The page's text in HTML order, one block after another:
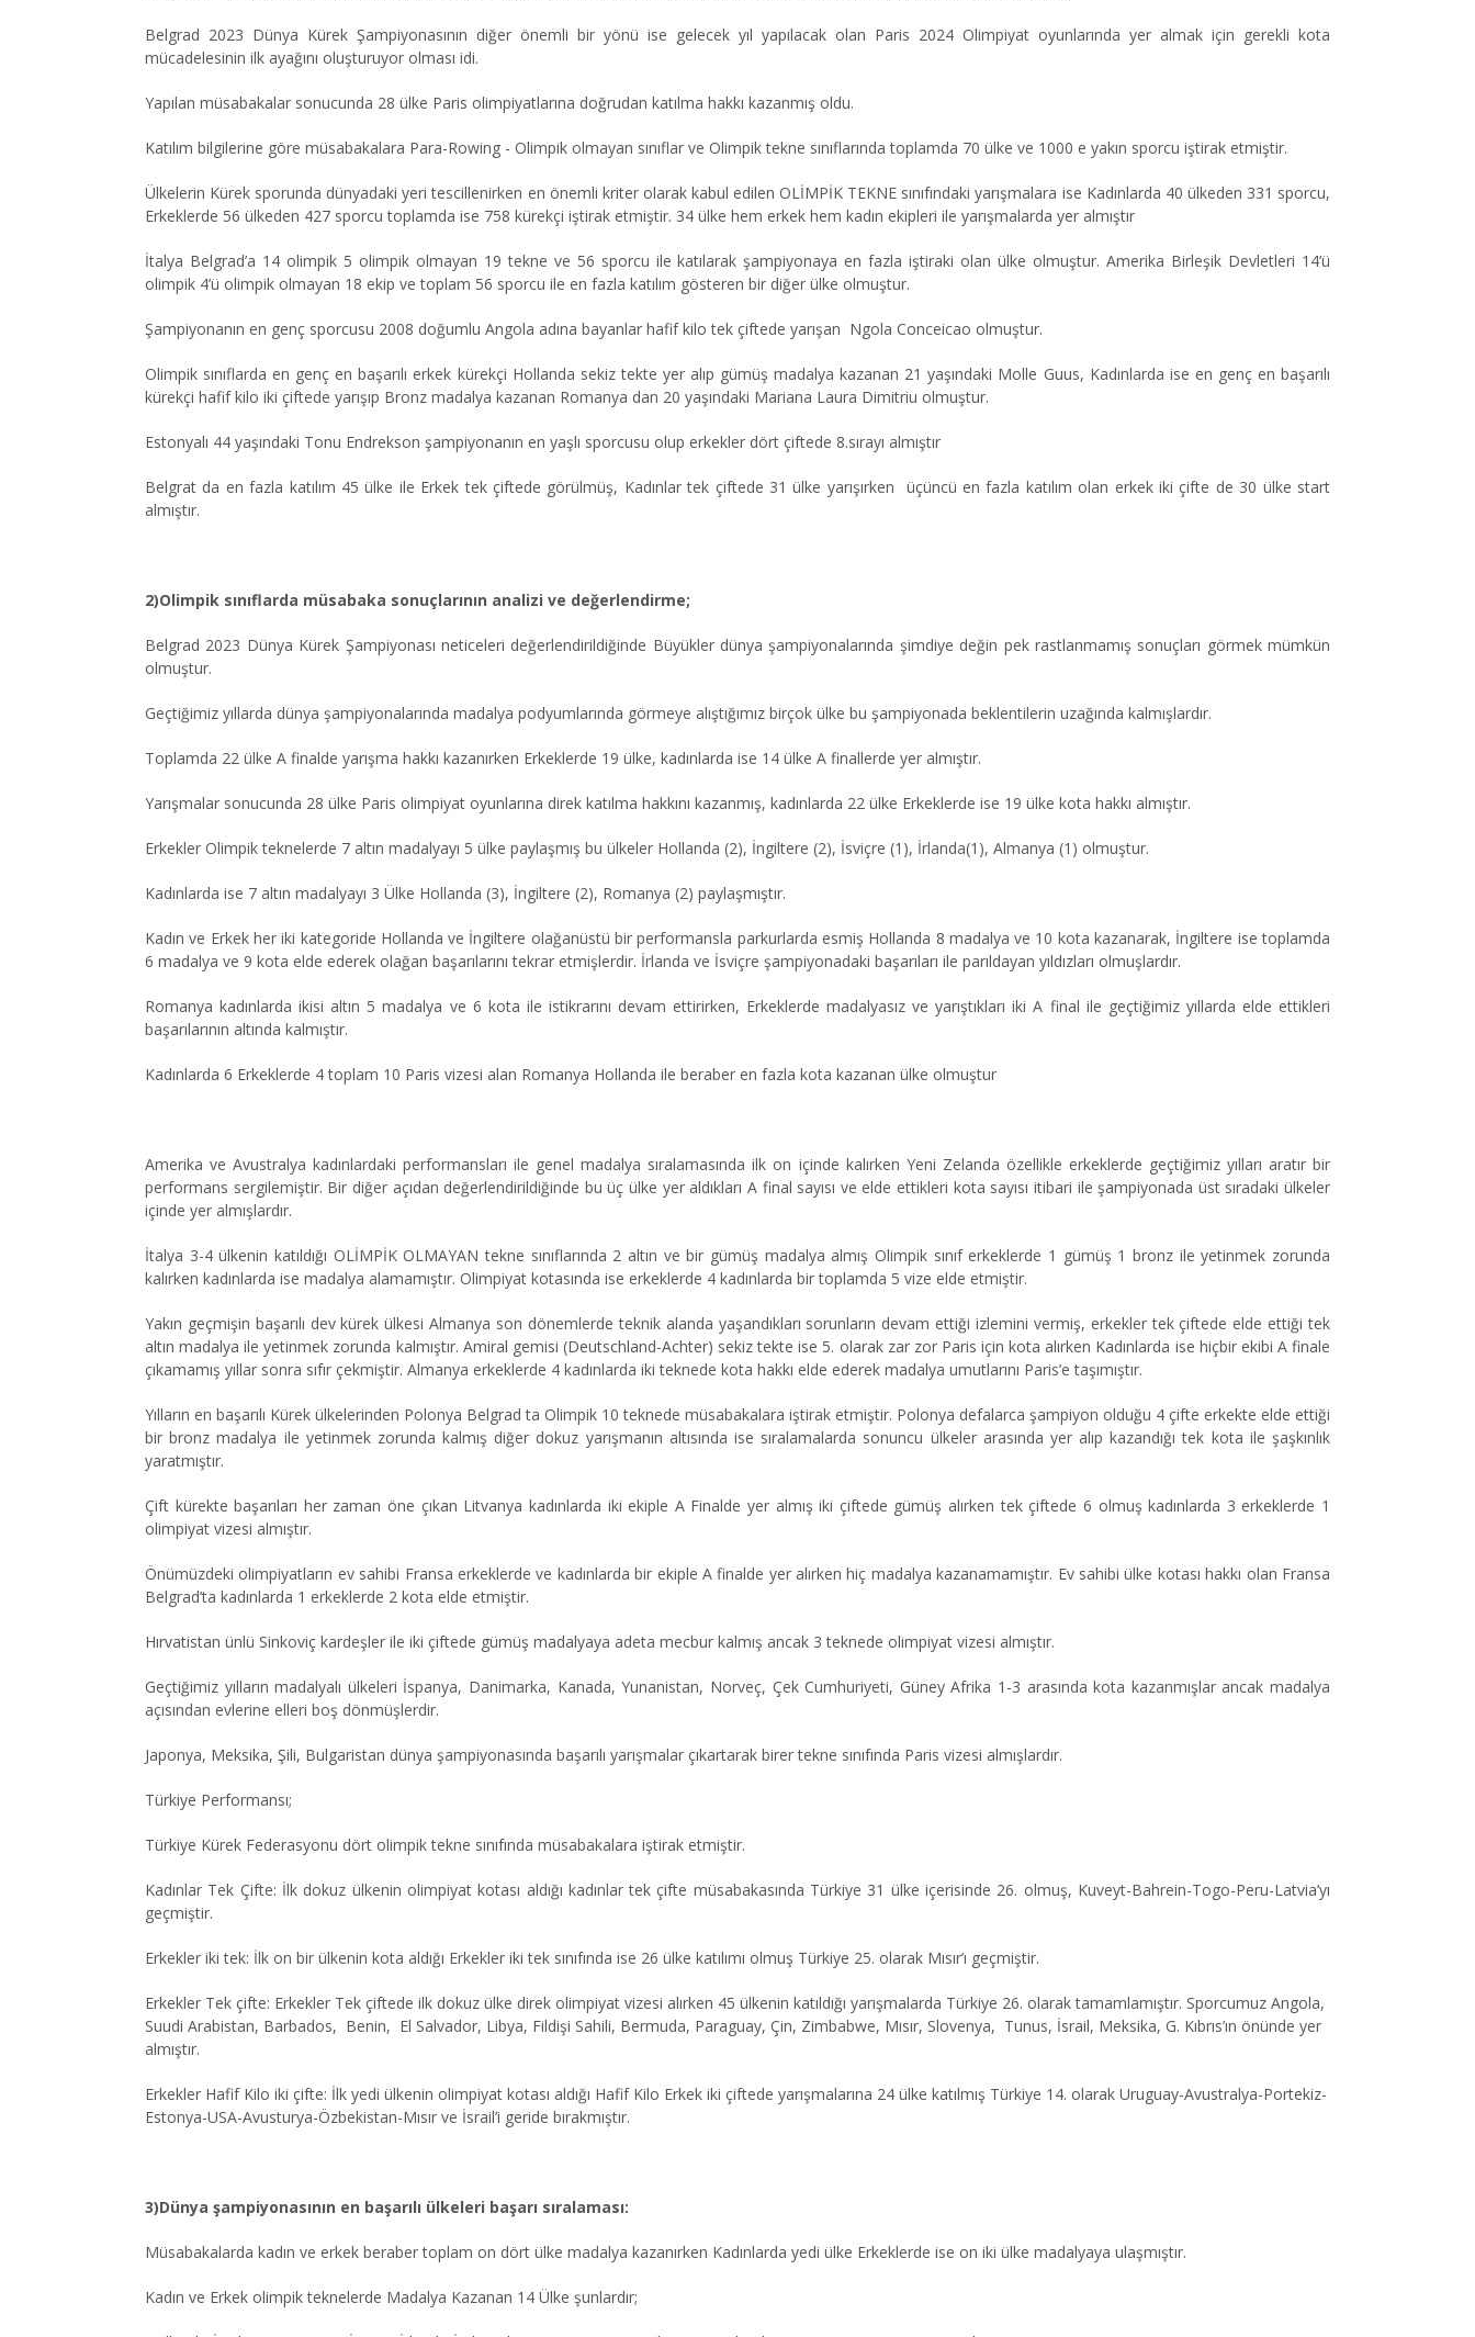
Belgrad 2023 Dünya Kürek Şampiyonasının diğer önemli bir yönü ise gelecek yıl yapılacak olan Paris 2024 Olimpiyat oyunlarında yer almak için gerekli kota
mücadelesinin ilk ayağını oluşturuyor olması idi.
Yapılan müsabakalar sonucunda 28 ülke Paris olimpiyatlarına doğrudan katılma hakkı kazanmış oldu.
Katılım bilgilerine göre müsabakalara Para-Rowing - Olimpik olmayan sınıflar ve Olimpik tekne sınıflarında toplamda 70 ülke ve 1000 e yakın sporcu iştirak etmiştir.
Ülkelerin Kürek sporunda dünyadaki yeri tescillenirken en önemli kriter olarak kabul edilen OLİMPİK TEKNE sınıfındaki yarışmalara ise Kadınlarda 40 ülkeden 331 sporcu,
Erkeklerde 56 ülkeden 427 sporcu toplamda ise 758 kürekçi iştirak etmiştir. 34 ülke hem erkek hem kadın ekipleri ile yarışmalarda yer almıştır
İtalya Belgrad’a 14 olimpik 5 olimpik olmayan 19 tekne ve 56 sporcu ile katılarak şampiyonaya en fazla iştiraki olan ülke olmuştur. Amerika Birleşik Devletleri 14’ü
olimpik 4’ü olimpik olmayan 18 ekip ve toplam 56 sporcu ile en fazla katılım gösteren bir diğer ülke olmuştur.
Şampiyonanın en genç sporcusu 2008 doğumlu Angola adına bayanlar hafif kilo tek çiftede yarışan Ngola Conceicao olmuştur.
Olimpik sınıflarda en genç en başarılı erkek kürekçi Hollanda sekiz tekte yer alıp gümüş madalya kazanan 21 yaşındaki Molle Guus, Kadınlarda ise en genç en başarılı
kürekçi hafif kilo iki çiftede yarışıp Bronz madalya kazanan Romanya dan 20 yaşındaki Mariana Laura Dimitriu olmuştur.
Estonyalı 44 yaşındaki Tonu Endrekson şampiyonanın en yaşlı sporcusu olup erkekler dört çiftede 8.sırayı almıştır
Belgrat da en fazla katılım 45 ülke ile Erkek tek çiftede görülmüş, Kadınlar tek çiftede 31ülke yarışırken üçüncü en fazla katılım olan erkek iki çifte de 30 ülke start
almıştır.
2)Olimpik sınıflarda müsabaka sonuçlarının analizi ve değerlendirme;
Belgrad 2023 Dünya Kürek Şampiyonası neticeleri değerlendirildiğinde Büyükler dünya şampiyonalarında şimdiye değin pek rastlanmamış sonuçları görmek mümkün
olmuştur.
Geçtiğimiz yıllarda dünya şampiyonalarında madalya podyumlarında görmeye alıştığımız birçok ülke bu şampiyonada beklentilerin uzağında kalmışlardır.
Toplamda 22 ülke A finalde yarışma hakkı kazanırken Erkeklerde 19 ülke, kadınlarda ise 14 ülke A finallerde yer almıştır.
Yarışmalar sonucunda 28 ülke Paris olimpiyat oyunlarına direk katılma hakkını kazanmış, kadınlarda 22 ülke Erkeklerde ise 19 ülke kota hakkı almıştır.
Erkekler Olimpik teknelerde 7 altın madalyayı 5 ülke paylaşmış bu ülkeler Hollanda (2), İngiltere (2), İsviçre (1), İrlanda(1), Almanya (1) olmuştur.
Kadınlarda ise 7 altın madalyayı 3 Ülke Hollanda (3), İngiltere (2), Romanya (2) paylaşmıştır.
Kadın ve Erkek her iki kategoride Hollanda ve İngiltere olağanüstü bir performansla parkurlarda esmiş Hollanda 8 madalya ve 10 kota kazanarak, İngiltere ise toplamda
6 madalya ve 9 kota elde ederek olağan başarılarını tekrar etmişlerdir. İrlanda ve İsviçre şampiyonadaki başarıları ile parıldayan yıldızları olmuşlardır.
Romanya kadınlarda ikisi altın 5 madalya ve 6 kota ile istikrarını devam ettirirken, Erkeklerde madalyasız ve yarıştıkları iki A final ile geçtiğimiz yıllarda elde ettikleri
başarılarının altında kalmıştır.
Kadınlarda 6 Erkeklerde 4 toplam 10 Paris vizesi alan Romanya Hollanda ile beraber en fazla kota kazanan ülke olmuştur
Amerika ve Avustralya kadınlardaki performansları ile genel madalya sıralamasında ilk on içinde kalırken Yeni Zelanda özellikle erkeklerde geçtiğimiz yılları aratır bir
performans sergilemiştir. Bir diğer açıdan değerlendirildiğinde bu üç ülke yer aldıkları A final sayısı ve elde ettikleri kota sayısı itibari ile şampiyonada üst sıradaki ülkeler
içinde yer almışlardır.
İtalya 3-4 ülkenin katıldığı OLİMPİK OLMAYAN tekne sınıflarında 2 altın ve bir gümüş madalya almış Olimpik sınıf erkeklerde 1 gümüş 1 bronz ile yetinmek zorunda
kalırken kadınlarda ise madalya alamamıştır. Olimpiyat kotasında ise erkeklerde 4 kadınlarda bir toplamda 5 vize elde etmiştir.
Yakın geçmişin başarılı dev kürek ülkesi Almanya son dönemlerde teknik alanda yaşandıkları sorunların devam ettiği izlemini vermiş, erkekler tek çiftede elde ettiği tek
altın madalya ile yetinmek zorunda kalmıştır. Amiral gemisi (Deutschland-Achter) sekiz tekte ise 5. olarak zar zor Paris için kota alırken Kadınlarda ise hiçbir ekibi A finale
çıkamamış yıllar sonra sıfır çekmiştir. Almanya erkeklerde 4 kadınlarda iki teknede kota hakkı elde ederek madalya umutlarını Paris’e taşımıştır.
Yılların en başarılı Kürek ülkelerinden Polonya Belgrad ta Olimpik 10 teknede müsabakalara iştirak etmiştir. Polonya defalarca şampiyon olduğu 4 çifte erkekte elde ettiği
bir bronz madalya ile yetinmek zorunda kalmış diğer dokuz yarışmanın altısında ise sıralamalarda sonuncu ülkeler arasında yer alıp kazandığı tek kota ile şaşkınlık
yaratmıştır.
Çift kürekte başarıları her zaman öne çıkan Litvanya kadınlarda iki ekiple A Finalde yer almış iki çiftede gümüş alırken tek çiftede 6 olmuş kadınlarda 3 erkeklerde 1
olimpiyat vizesi almıştır.
Önümüzdeki olimpiyatların ev sahibi Fransa erkeklerde ve kadınlarda bir ekiple A finalde yer alırken hiç madalya kazanamamıştır. Ev sahibi ülke kotası hakkı olan Fransa
Belgrad’ta kadınlarda 1 erkeklerde 2 kota elde etmiştir.
Hırvatistan ünlü Sinkoviç kardeşler ile iki çiftede gümüş madalyaya adeta mecbur kalmış ancak 3 teknede olimpiyat vizesi almıştır.
Geçtiğimiz yılların madalyalı ülkeleri İspanya, Danimarka, Kanada, Yunanistan, Norveç, Çek Cumhuriyeti, Güney Afrika 1-3 arasında kota kazanmışlar ancak madalya
açısından evlerine elleri boş dönmüşlerdir.
Japonya, Meksika, Şili, Bulgaristan dünya şampiyonasında başarılı yarışmalar çıkartarak birer tekne sınıfında Paris vizesi almışlardır.
Türkiye Performansı;
Türkiye Kürek Federasyonu dört olimpik tekne sınıfında müsabakalara iştirak etmiştir.
Kadınlar Tek Çifte: İlk dokuz ülkenin olimpiyat kotası aldığı kadınlar tek çifte müsabakasında Türkiye 31 ülke içerisinde 26. olmuş, Kuveyt-Bahrein-Togo-Peru-Latvia’yı
geçmiştir.
Erkekler iki tek: İlk on bir ülkenin kota aldığı Erkekler iki tek sınıfında ise 26 ülke katılımı olmuş Türkiye 25. olarak Mısır’ı geçmiştir.
Erkekler Tek çifte: Erkekler Tek çiftede ilk dokuz ülke direk olimpiyat vizesi alırken 45 ülkenin katıldığı yarışmalarda Türkiye 26. olarak tamamlamıştır. Sporcumuz Angola,
Suudi Arabistan, Barbados, Benin, El Salvador, Libya, Fildişi Sahili, Bermuda, Paraguay, Çin, Zimbabwe, Mısır, Slovenya, Tunus, İsrail, Meksika, G. Kıbrıs’ın önünde yer
almıştır.
Erkekler Hafif Kilo iki çifte: İlk yedi ülkenin olimpiyat kotası aldığı Hafif Kilo Erkek iki çiftede yarışmalarına 24 ülke katılmış Türkiye 14. olarak Uruguay-Avustralya-Portekiz-
Estonya-USA-Avusturya-Özbekistan-Mısır ve İsrail’i geride bırakmıştır.
3)Dünya şampiyonasının en başarılı ülkeleri başarı sıralaması:
Müsabakalarda kadın ve erkek beraber toplam on dört ülke madalya kazanırken Kadınlarda yedi ülke Erkeklerde ise on iki ülke madalyaya ulaşmıştır.
Kadın ve Erkek olimpik teknelerde Madalya Kazanan 14 Ülke şunlardır;